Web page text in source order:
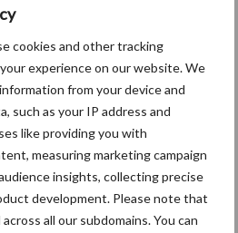
cookies and other tracking
experience on our website. We
from your device and
such as your IP address and
like providing you with
measuring marketing campaign
insights, collecting precise
development. Please note that
all our subdomains. You can
van Loonbedrijf Dijkstra. De BiG M
introductie op de Agritechnica al bij
te houden, heeft Krone er stickers